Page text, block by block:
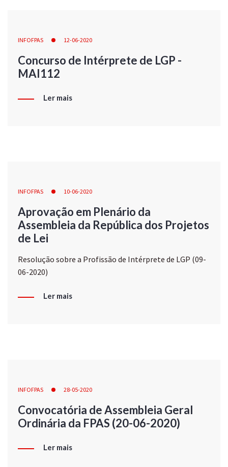
INFOFPAS 12-06-2020
Concurso de Intérprete de LGP -
MAI112
Ler mais
INFOFPAS 10-06-2020
Aprovação em Plenário da
Assembleia da República dos Projetos
de Lei
Resolução sobre a Profissão de Intérprete de LGP (09-
06-2020)
Ler mais
INFOFPAS 28-05-2020
Convocatória de Assembleia Geral
Ordinária da FPAS (20-06-2020)
Ler mais